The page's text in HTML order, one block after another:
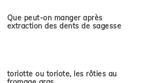
Que peut-on manger après
extraction des dents de sagesse
toriotte ou toriote, les rôties au